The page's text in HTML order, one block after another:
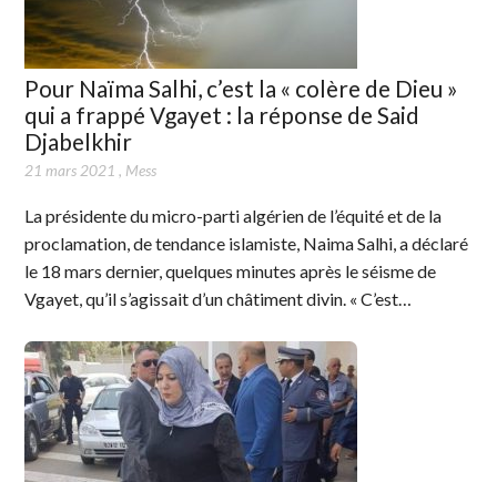
Pour Naïma Salhi, c’est la « colère de Dieu »
qui a frappé Vgayet : la réponse de Said
Djabelkhir
21 mars 2021 , Mess
La présidente du micro-parti algérien de l’équité et de la
proclamation, de tendance islamiste, Naima Salhi, a déclaré
le 18 mars dernier, quelques minutes après le séisme de
Vgayet, qu’il s’agissait d’un châtiment divin. « C’est…